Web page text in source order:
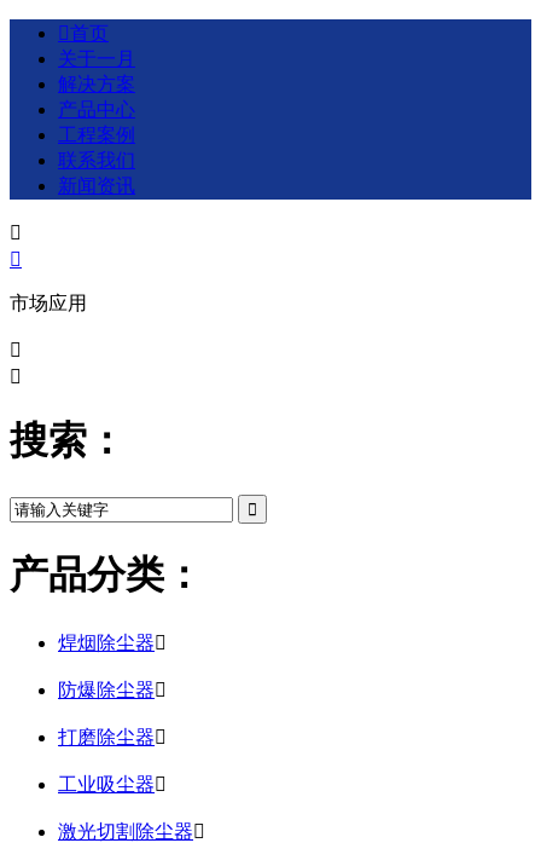
首页
关于一月
解决方案
产品中心
工程案例
联系我们
新闻资讯


市场应用


搜索：
产品分类：
焊烟除尘器
防爆除尘器
打磨除尘器
工业吸尘器
激光切割除尘器